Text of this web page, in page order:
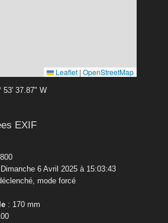
Leaflet | OpenStreetMap
53' 37.87" W
EXIF
6 Avril 2025 à 15:03:43
mode forcé
: 170 mm